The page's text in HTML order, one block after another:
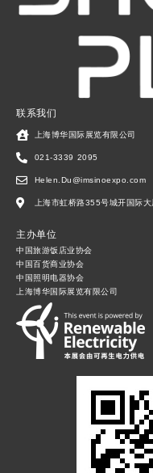
联系我们
上海博华国际展览有限公司
021-3339 2095
Helen.Du@imsinoexpo.com
上海市虹桥路355号城开国际
主办单位
中国旅游饭店业协会
中国百货商业协会
中国照明电器协会
上海博华国际展览有限公司